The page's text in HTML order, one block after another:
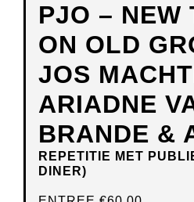
PJO – NEW
ON OLD
JOS
ARIADNE
BRANDE &
REPETITIE MET
DINER)